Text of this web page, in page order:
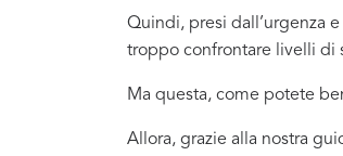
Quindi, presi dall’urgenza
troppo confrontare livelli di
Ma questa, come potete
Allora, grazie alla nostra